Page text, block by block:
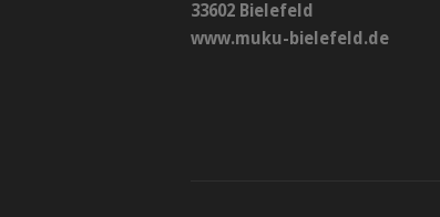
33602 Bielefeld
www.muku-bielefeld.de